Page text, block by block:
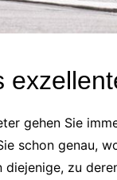
gehen Sie
schon genau,
zu